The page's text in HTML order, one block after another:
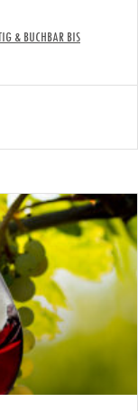
& BUCHBAR BIS